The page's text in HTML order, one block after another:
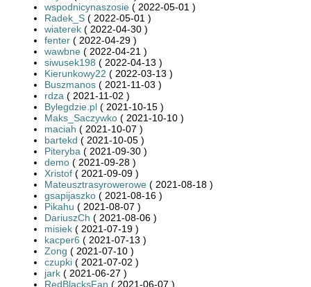
wspodnicynaszosie ( 2022-05-01 )
Radek_S ( 2022-05-01 )
wiaterek ( 2022-04-30 )
fenter ( 2022-04-29 )
wawbne ( 2022-04-21 )
siwusek198 ( 2022-04-13 )
Kierunkowy22 ( 2022-03-13 )
Buszmanos ( 2021-11-03 )
rdza ( 2021-11-02 )
Bylegdzie.pl ( 2021-10-15 )
Maks_Saczywko ( 2021-10-10 )
maciah ( 2021-10-07 )
bartekd ( 2021-10-05 )
Piteryba ( 2021-09-30 )
demo ( 2021-09-28 )
Xristof ( 2021-09-09 )
Mateusztrasyrowerowe ( 2021-08-18 )
gsapijaszko ( 2021-08-16 )
Pikahu ( 2021-08-07 )
DariuszCh ( 2021-08-06 )
misiek ( 2021-07-19 )
kacper6 ( 2021-07-13 )
Zong ( 2021-07-10 )
czupki ( 2021-07-02 )
jark ( 2021-06-27 )
RedBlacksFan ( 2021-06-07 )